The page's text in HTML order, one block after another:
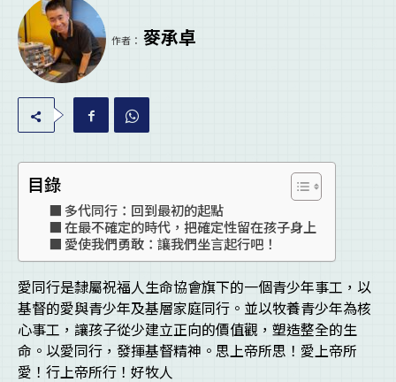
作者： 麥承卓
目錄
多代同行：回到最初的起點
在最不確定的時代，把確定性留在孩子身上
愛使我們勇敢：讓我們坐言起行吧！
愛同行是隸屬祝福人生命協會旗下的一個青少年事工，以
基督的愛與青少年及基層家庭同行。並以牧養青少年為核
心事工，讓孩子從少建立正向的價值觀，塑造整全的生
命。以愛同行，發揮基督精神。思上帝所思！愛上帝所
愛！行上帝所行！好牧人